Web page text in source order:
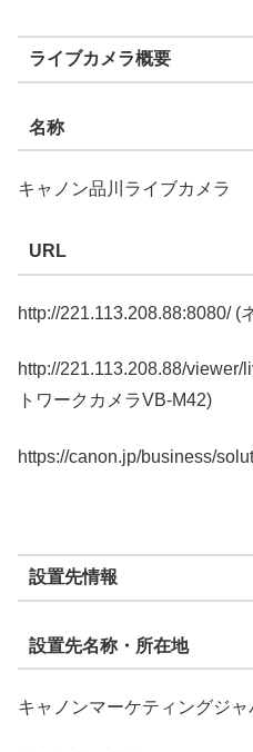
ライブカメラ概要
名称
キャノン品川ライブカメラ
URL
http://221.113.208.88:8080/
http://221.113.208.88/
トワークカメラVB-M42)
https://canon.jp/business/
設置先情報
設置先名称・所在地
キャノンマーケティングジャ